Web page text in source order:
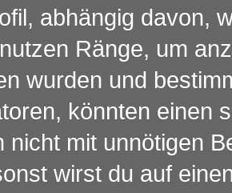
abhängig davon,
Ränge, um
wurden und
könnten einen
nicht mit unnötigen
wirst du auf